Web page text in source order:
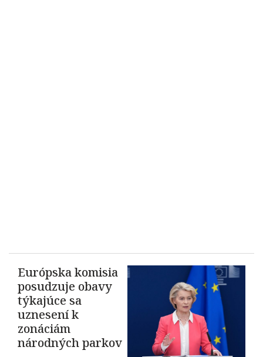
Európska komisia
posudzuje obavy
týkajúce sa
uznesení k
zonáciám
národných parkov